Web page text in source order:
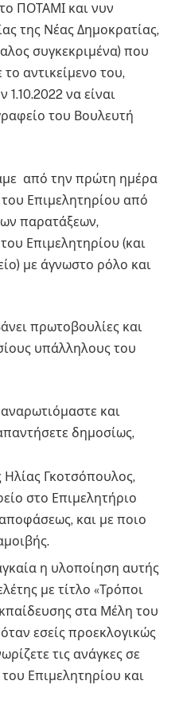
ΠΟΤΑΜΙ και νυν
της Νέας Δημοκρατίας,
συγκεκριμένα) που
αντικείμενο του,
να είναι
του Βουλευτή
από την πρώτη ημέρα
Επιμελητηρίου από
παρατάξεων,
Επιμελητηρίου (και
με άγνωστο ρόλο και
πρωτοβουλίες και
υπάλληλους του
και
δημοσίως,
Ηλίας Γκοτσόπουλος,
στο Επιμελητήριο
και με ποιο
η υλοποίηση αυτής
με τίτλο «Τρόποι
στα Μέλη του
εσείς προεκλογικώς
τις ανάγκες σε
Επιμελητηρίου και